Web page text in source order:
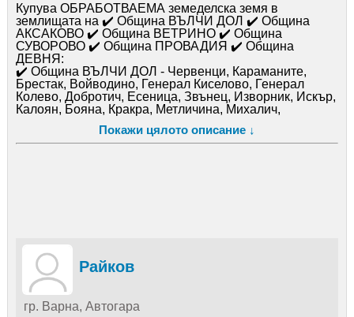
Купува ОБРАБОТВАЕМА земеделска земя в
землищата на ✔️ Община ВЪЛЧИ ДОЛ ✔️ Община
АКСАКОВО ✔️ Община ВЕТРИНО ✔️ Община
СУВОРОВО ✔️ Община ПРОВАДИЯ ✔️ Община
ДЕВНЯ:
✔️ Община ВЪЛЧИ ДОЛ - Червенци, Караманите,
Брестак, Войводино, Генерал Киселово, Генерал
Колево, Добротич, Есеница, Звънец, Изворник, Искър,
Калоян, Бояна, Кракра, Метличина, Михалич,
✔️ Община АКСАКОВО - Аксаково, Ботево, Водица,
Въглен, Генерал Кантарджиево, Доброглед, Засмяно,
Калиманци, Левски, Николаевка, Просечен, Суворово,
Чернево:
✔️ Община ДЕВНЯ - Девня, Падина:
✔️ Община ПРОВАДИЯ - Блъсково, Бозвелийско,
Бързица, Венчан, Градинарово, Добрина, Житница,
Златина, Китен, Комарево, Кривня, Манастир, Неново,
Покажи цялото описание ↓
Райков
гр. Варна, Автогара